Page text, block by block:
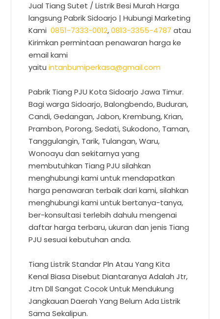
Jual Tiang Sutet / Listrik Besi Murah Harga
langsung Pabrik Sidoarjo |Hubungi Marketing
Kami0851-7333-0012,0813-3355-4787 atau
Kirimkan permintaan penawaran harga ke
email kami
yaituintanbumiperkasa@gmail.com
Pabrik Tiang PJU Kota Sidoarjo Jawa Timur.
Bagi warga Sidoarjo, Balongbendo, Buduran,
Candi, Gedangan, Jabon, Krembung, Krian,
Prambon, Porong, Sedati, Sukodono, Taman,
Tanggulangin, Tarik, Tulangan, Waru,
Wonoayu dan sekitarnya yang
membutuhkan Tiang PJU silahkan
menghubungi kami untuk mendapatkan
harga penawaran terbaik dari kami, silahkan
menghubungi kami untuk bertanya-tanya,
ber-konsultasi terlebih dahulu mengenai
daftar harga terbaru, ukuran dan jenis Tiang
PJU sesuai kebutuhan anda.
Tiang Listrik Standar Pln Atau Yang Kita
Kenal Biasa Disebut Diantaranya Adalah Jtr,
Jtm Dll Sangat Cocok Untuk Mendukung
Jangkauan Daerah Yang Belum Ada Listrik
Sama Sekalipun.